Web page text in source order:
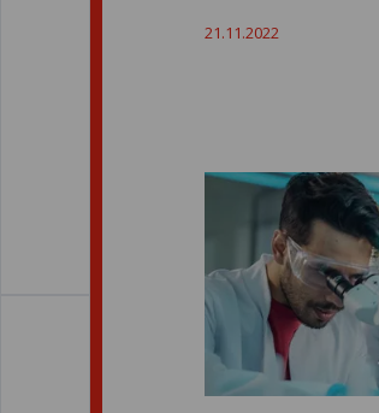
21.11.2022